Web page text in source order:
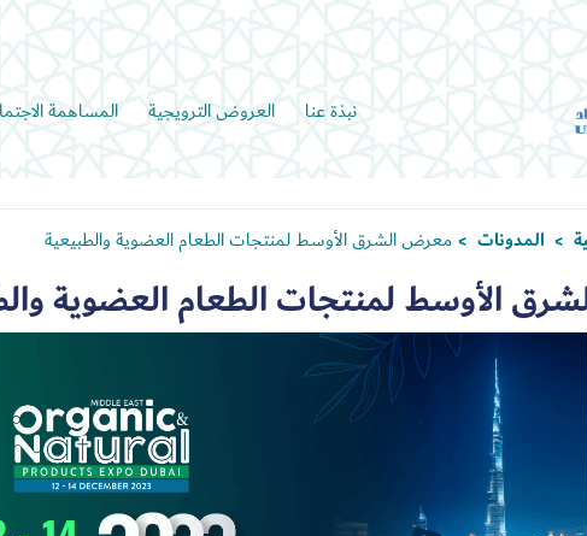
نبذة عنا العروض الترويجية المساهمة
> المدونات > معرض الشرق الأوسط لمنتجات الطعام العضوية والطبيعية
الأوسط لمنتجات الطعام العضوية